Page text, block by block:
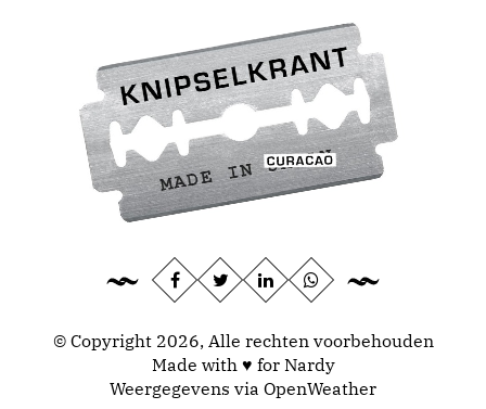
© Copyright 2026, Alle rechten voorbehouden
Made with ♥ for Nardy
Weergegevens via OpenWeather